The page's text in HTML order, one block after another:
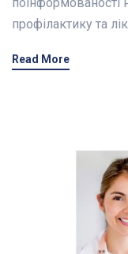
профілактику та
Read More